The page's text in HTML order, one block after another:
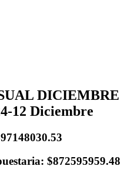
DICIEMBRE
12 Diciembre
$872595959.48